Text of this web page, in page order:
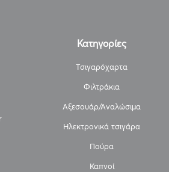
Κατηγορίες
Τσιγαρόχαρτα
Φιλτράκια
Αξεσουάρ/Αναλώσιμα
Ηλεκτρονικά τσιγάρα
Πούρα
Καπνοί